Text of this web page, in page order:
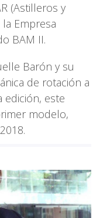
(Astilleros y
Empresa
BAM II.
Barón y su
de rotación a
edición, este
modelo,